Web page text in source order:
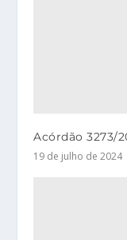
Acórdão 3273/
19 de julho de 2024